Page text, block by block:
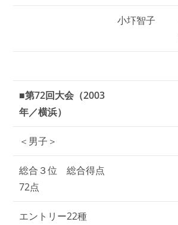
小圷智子
■第72回大会（2003
年／横浜）
＜男子＞
総合３位 総合得点
72点
エントリー22種